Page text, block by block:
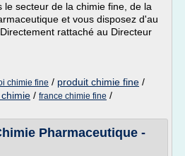
le secteur de la chimie fine, de la
et vous disposez d'au
rattaché au Directeur
chimie fine / produit chimie fine /
/ france chimie fine /
Pharmaceutique -